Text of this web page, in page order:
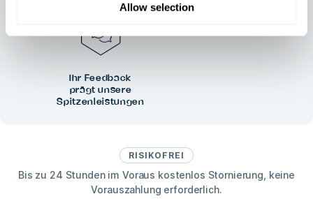
Allow selection
RISIKOFREI
Bis zu 24 Stunden im Voraus kostenlos Stornierung, keine
Vorauszahlung erforderlich.
Ihr Feedback
prägt unsere
Spitzenleistungen